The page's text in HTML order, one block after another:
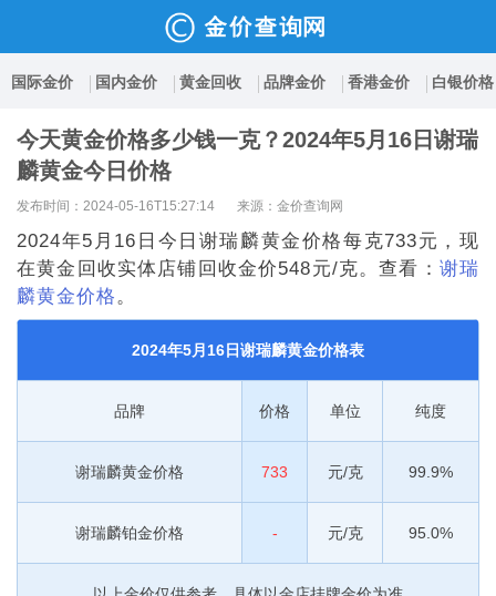
国际金价 国内金价 黄金回收 品牌金价 香港金价 白银价格
今天黄金价格多少钱一克？2024年5月16日谢瑞
麟黄金今日价格
发布时间：2024-05-16T15:27:14 来源：金价查询网
2024年5月16日今日谢瑞麟黄金价格每克733元，现
在黄金回收实体店铺回收金价548元/克。查看： 谢瑞
麟黄金价格。
2024年5月16日谢瑞麟黄金价格表
品牌 价格 单位 纯度
谢瑞麟黄金价格 733 元/克 99.9%
谢瑞麟铂金价格 - 元/克 95.0%